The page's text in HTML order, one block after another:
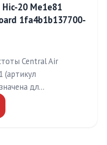
20 Me1e81
1fa4b1b137700-
Central Air
(артикул
дл…